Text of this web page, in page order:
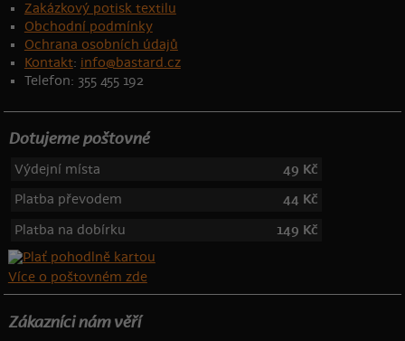
Zakázkový potisk textilu
Obchodní podmínky
Ochrana osobních údajů
Kontakt: info@bastard.cz
Telefon: 355 455 192
Dotujeme poštovné
Výdejní místa
49 Kč
Platba převodem
44 Kč
Platba na dobírku
149 Kč
Více o poštovném zde
Zákazníci nám věří